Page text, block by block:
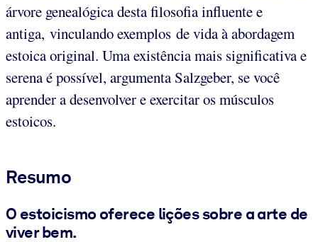
árvore genealógica desta filosofia influente e
antiga, vinculando exemplos de vida à abordagem
estoica original. Uma existência mais significativa e
serena é possível, argumenta Salzgeber, se você
aprender a desenvolver e exercitar os músculos
estoicos.
Resumo
O estoicismo oferece lições sobre a arte de
viver bem.